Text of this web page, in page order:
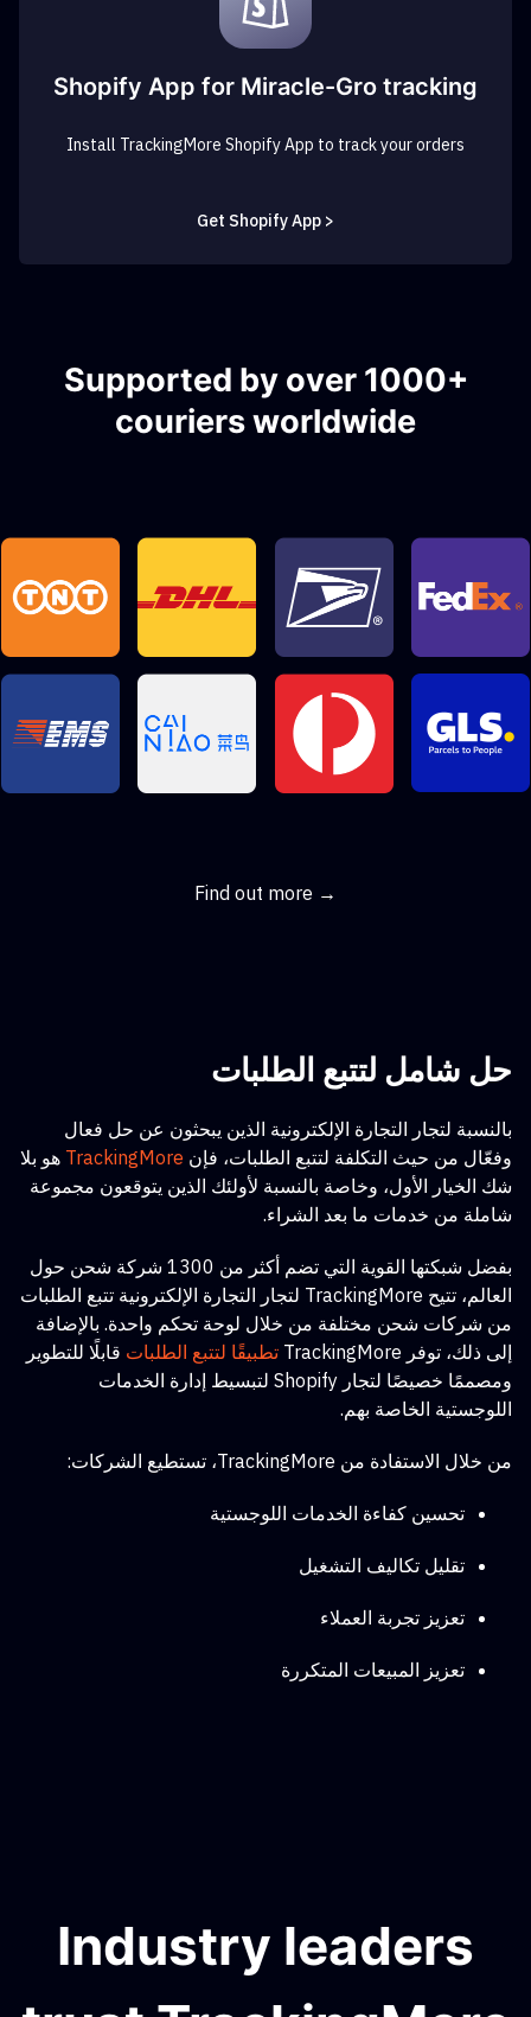
Shopify App for Miracle-Gro tracking
Install TrackingMore Shopify App to track your orders
Get Shopify App >
Supported by over 1000+
couriers worldwide
Find out more →
حل شامل لتتبع الطلبات
بالنسبة لتجار التجارة الإلكترونية الذين يبحثون عن حل فعال
وفعّال من حيث التكلفة لتتبع الطلبات، فإن TrackingMore هو بلا
شك الخيار الأول، وخاصة بالنسبة لأولئك الذين يتوقعون مجموعة
شاملة من خدمات ما بعد الشراء.
بفضل شبكتها القوية التي تضم أكثر من 1300 شركة شحن حول
العالم، تتيح TrackingMore لتجار التجارة الإلكترونية تتبع الطلبات
من شركات شحن مختلفة من خلال لوحة تحكم واحدة. بالإضافة
إلى ذلك، توفر TrackingMore
تطبيقًا لتتبع الطلبات قابلًا للتطوير
ومصممًا خصيصًا لتجار Shopify لتبسيط إدارة الخدمات
اللوجستية الخاصة بهم.
من خلال الاستفادة من TrackingMore، تستطيع الشركات:
تحسين كفاءة الخدمات اللوجستية
تقليل تكاليف التشغيل
تعزيز تجربة العملاء
تعزيز المبيعات المتكررة
Industry leaders